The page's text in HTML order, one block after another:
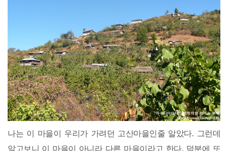
나는 이 마을이 우리가 가려던 고산마을인줄 알았다. 그런데
알고보니 이 마을이 아니라 다른 마을이라고 한다. 덕분에 또